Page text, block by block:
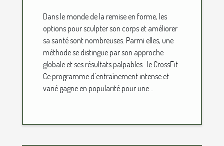
transformation
physique complète
Dans le monde de la remise en forme, les
options pour sculpter son corps et améliorer
sa santé sont nombreuses. Parmi elles, une
méthode se distingue par son approche
globale et ses résultats palpables : le CrossFit.
Ce programme d'entraînement intense et
varié gagne en popularité pour une...